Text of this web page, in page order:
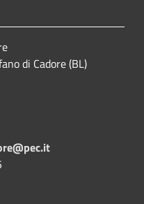
di Cadore (BL)